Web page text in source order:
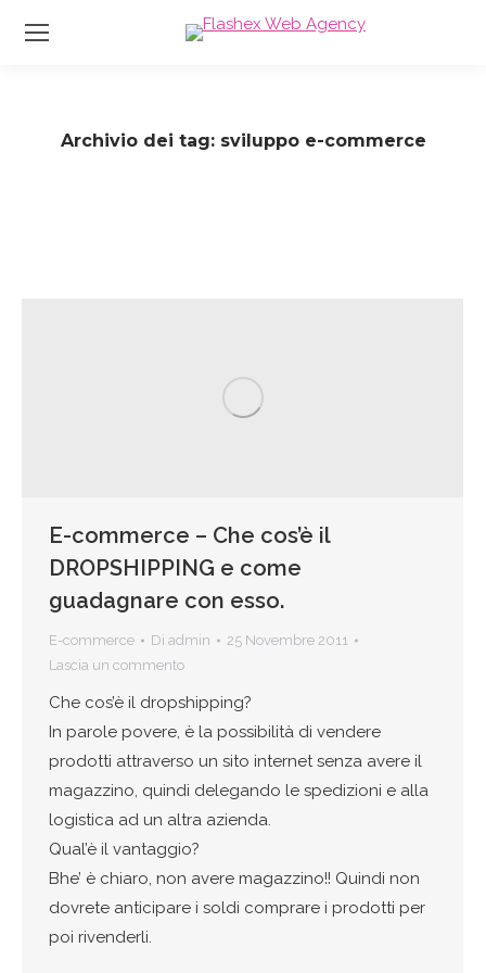
Archivio dei tag: sviluppo e-commerce
E-commerce – Che cos’è il
DROPSHIPPING e come
guadagnare con esso.
E-commerce Di admin
25 Novembre 2011
Lascia un commento
Che cos’è il dropshipping?
In parole povere, è la possibilità di vendere
prodotti attraverso un sito internet senza avere il
magazzino, quindi delegando le spedizioni e alla
logistica ad un altra azienda.
Qual’è il vantaggio?
Bhe’ è chiaro, non avere magazzino!! Quindi non
dovrete anticipare i soldi comprare i prodotti per
poi rivenderli.